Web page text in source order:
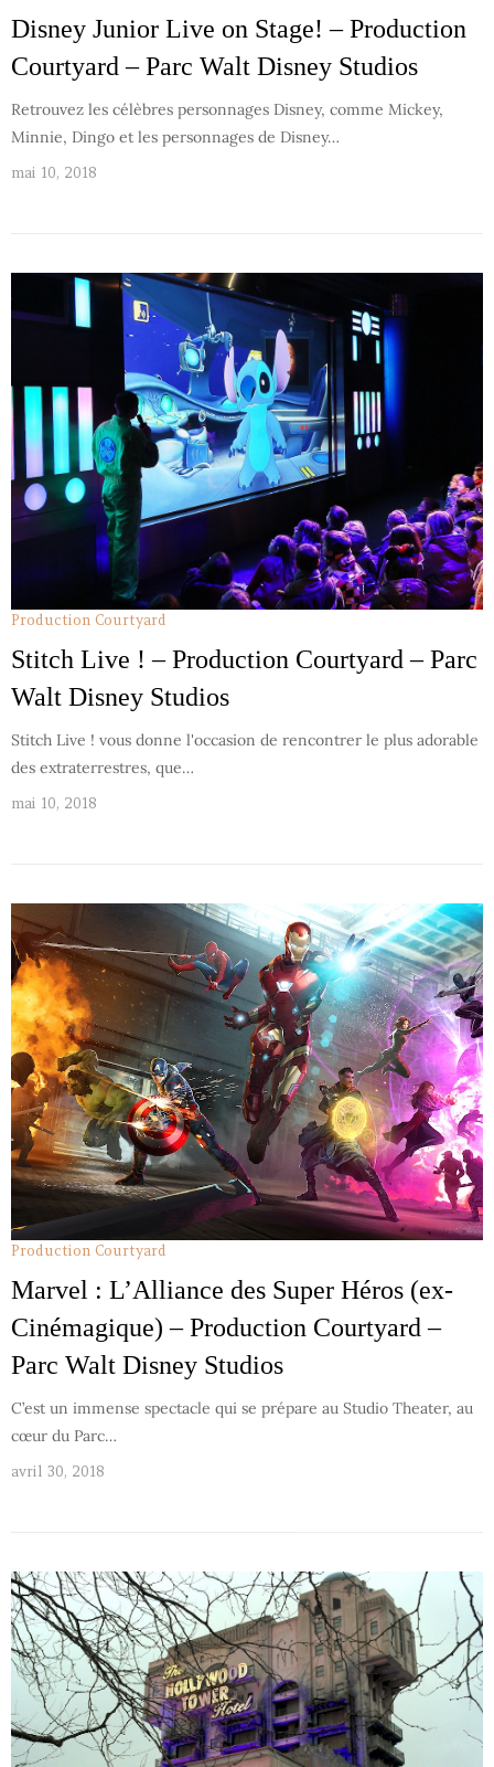
Disney Junior Live on Stage! – Production
Courtyard – Parc Walt Disney Studios
Retrouvez les célèbres personnages Disney, comme Mickey,
Minnie, Dingo et les personnages de Disney…
mai 10, 2018
Production Courtyard
Stitch Live ! – Production Courtyard – Parc
Walt Disney Studios
Stitch Live ! vous donne l'occasion de rencontrer le plus adorable
des extraterrestres, que…
mai 10, 2018
Production Courtyard
Marvel : L’Alliance des Super Héros (ex-
Cinémagique) – Production Courtyard –
Parc Walt Disney Studios
C’est un immense spectacle qui se prépare au Studio Theater, au
cœur du Parc…
avril 30, 2018